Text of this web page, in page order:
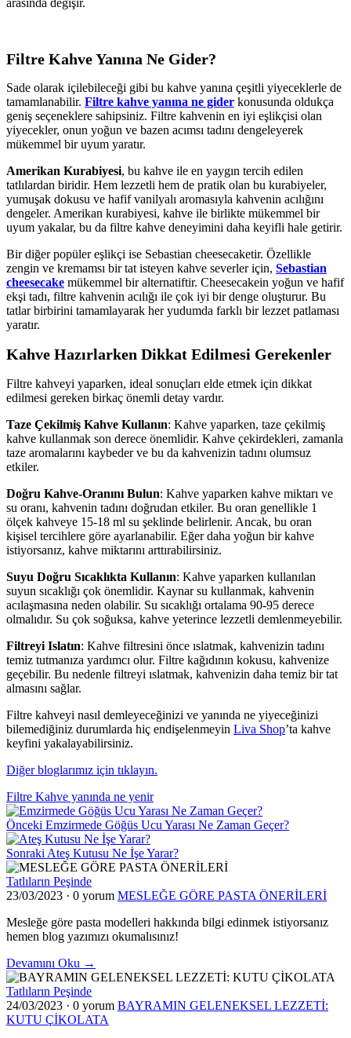
arasında değişir.
Filtre Kahve Yanına Ne Gider?
Sade olarak içilebileceği gibi bu kahve yanına çeşitli yiyeceklerle de
tamamlanabilir. Filtre kahve yanına ne gider konusunda oldukça
geniş seçeneklere sahipsiniz. Filtre kahvenin en iyi eşlikçisi olan
yiyecekler, onun yoğun ve bazen acımsı tadını dengeleyerek
mükemmel bir uyum yaratır.
Amerikan Kurabiyesi, bu kahve ile en yaygın tercih edilen
tatlılardan biridir. Hem lezzetli hem de pratik olan bu kurabiyeler,
yumuşak dokusu ve hafif vanilyalı aromasıyla kahvenin acılığını
dengeler. Amerikan kurabiyesi, kahve ile birlikte mükemmel bir
uyum yakalar, bu da filtre kahve deneyimini daha keyifli hale getirir.
Bir diğer popüler eşlikçi ise Sebastian cheesecaketir. Özellikle
zengin ve kremamsı bir tat isteyen kahve severler için, Sebastian
cheesecake mükemmel bir alternatiftir. Cheesecakein yoğun ve hafif
ekşi tadı, filtre kahvenin acılığı ile çok iyi bir denge oluşturur. Bu
tatlar birbirini tamamlayarak her yudumda farklı bir lezzet patlaması
yaratır.
Kahve Hazırlarken Dikkat Edilmesi Gerekenler
Filtre kahveyi yaparken, ideal sonuçları elde etmek için dikkat
edilmesi gereken birkaç önemli detay vardır.
Taze Çekilmiş Kahve Kullanın: Kahve yaparken, taze çekilmiş
kahve kullanmak son derece önemlidir. Kahve çekirdekleri, zamanla
taze aromalarını kaybeder ve bu da kahvenizin tadını olumsuz
etkiler.
Doğru Kahve-Oranını Bulun: Kahve yaparken kahve miktarı ve
su oranı, kahvenin tadını doğrudan etkiler. Bu oran genellikle 1
ölçek kahveye 15-18 ml su şeklinde belirlenir. Ancak, bu oran
kişisel tercihlere göre ayarlanabilir. Eğer daha yoğun bir kahve
istiyorsanız, kahve miktarını arttırabilirsiniz.
Suyu Doğru Sıcaklıkta Kullanın: Kahve yaparken kullanılan
suyun sıcaklığı çok önemlidir. Kaynar su kullanmak, kahvenin
acılaşmasına neden olabilir. Su sıcaklığı ortalama 90-95 derece
olmalıdır. Su çok soğuksa, kahve yeterince lezzetli demlenmeyebilir.
Filtreyi Islatın: Kahve filtresini önce ıslatmak, kahvenizin tadını
temiz tutmanıza yardımcı olur. Filtre kağıdının kokusu, kahvenize
geçebilir. Bu nedenle filtreyi ıslatmak, kahvenizin daha temiz bir tat
almasını sağlar.
Filtre kahveyi nasıl demleyeceğinizi ve yanında ne yiyeceğinizi
bilemediğiniz durumlarda hiç endişelenmeyin Liva Shop’ta kahve
keyfini yakalayabilirsiniz.
Diğer bloglarımız için tıklayın.
Filtre Kahve yanında ne yenir
Önceki Emzirmede Göğüs Ucu Yarası Ne Zaman Geçer?
Sonraki Ateş Kutusu Ne İşe Yarar?
Tatlıların Peşinde
23/03/2023 · 0 yorum MESLEĞE GÖRE PASTA ÖNERİLERİ
Mesleğe göre pasta modelleri hakkında bilgi edinmek istiyorsanız
hemen blog yazımızı okumalısınız!
Devamını Oku →
Tatlıların Peşinde
24/03/2023 · 0 yorum BAYRAMIN GELENEKSEL LEZZETİ:
KUTU ÇİKOLATA